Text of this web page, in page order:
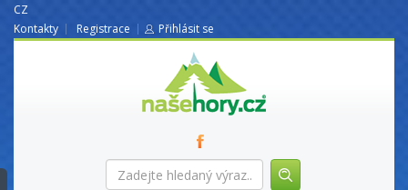
CZ
Kontakty
Registrace Přihlásit se
nasehory.cz
Zadejte
hledaný